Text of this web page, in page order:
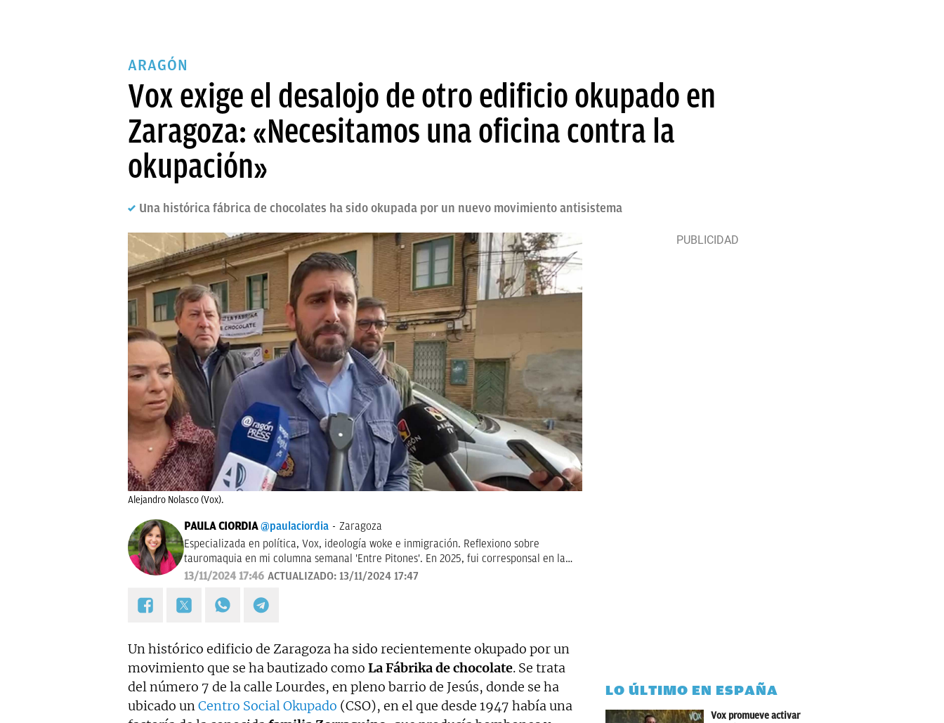
ARAGÓN
Vox exige el desalojo de otro edificio okupado en
Zaragoza: «Necesitamos una oficina contra la
okupación»
Una histórica fábrica de chocolates ha sido okupada por un nuevo movimiento antisistema
Alejandro Nolasco (Vox).
PAULA CIORDIA @paulaciordia
Zaragoza
Especializada en política, Vox, ideología woke e inmigración. Reflexiono sobre
tauromaquia en mi columna semanal 'Entre Pitones'. En 2025, fui corresponsal en la
Ciudad del Vaticano durante el Cónclave que eligió a León XIV. Antes estuve como
(Universidad de Zaragoza) y máster en Filosofía y Culturas Modernas (Universidad de
Sevilla) |
paula.ciordia@okdiario.com
13/11/2024 17:46 ACTUALIZADO: 13/11/2024 17:47
Un histórico edificio de Zaragoza ha sido recientemente okupado por un
movimiento que se ha bautizado como La Fábrika de chocolate. Se trata
del número 7 de la calle Lourdes, en pleno barrio de Jesús, donde se ha
ubicado un Centro Social Okupado (CSO), en el que desde 1947 había una
LO ÚLTIMO EN ESPAÑA
Vox promueve activar